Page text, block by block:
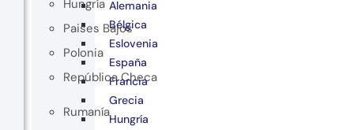
Hungría
Paises Bajos
Polonia
República Checa
Rumanía
Alemania
Bélgica
Eslovenia
España
Francia
Grecia
Hungría